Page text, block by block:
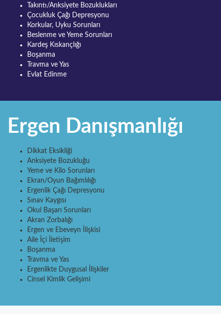
Takıntı/Anksiyete Bozuklukları
Çocukluk Çağı Depresyonu
Korkular, Uyku Sorunları
Beslenme ve Yeme Sorunları
Kardeş Kıskançlığı
Boşanma
Travma ve Yas
Evlat Edinme
Ergen Danışmanlığı
Dikkat Eksikliği
Anksiyete Bozukluğu
Yeme ve Kilo Sorunları
Ekran/Oyun Bağımlılığı
Ergenlik Çağı Depresyonu
Sınav Kaygısı
Okul Başarı Sorunları
Akran Zorbalığı
Ergen ve Ebeveyn İlişkisi
Aile İçi İletişim
Boşanma
Travma ve Yas
Ergenlikte Duygusal İlişkiler
Cinsel Kimlik Gelişimi